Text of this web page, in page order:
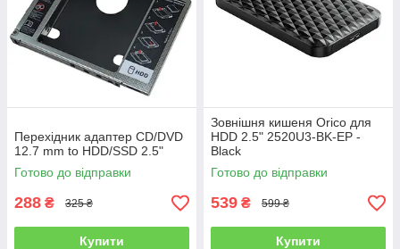
Перехідник адаптер CD/DVD
12.7 mm to HDD/SSD 2.5"
Готово до відправки
288 ₴ 325 ₴
Купити
Зовнішня кишеня Orico для
HDD 2.5" 2520U3-BK-EP -
Black
Готово до відправки
539 ₴ 599 ₴
Купити